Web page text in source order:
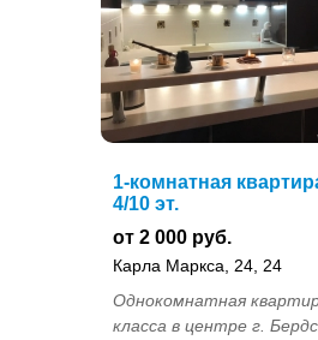
1-комнатная
4/10 эт.
от 2 000 руб.
Карла Маркса, 24, 24
Однокомнатная
класса в центре г.